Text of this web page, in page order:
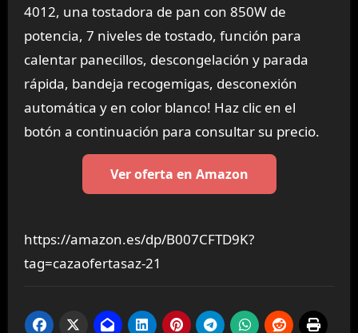
4012, una tostadora de pan con 850W de
potencia, 7 niveles de tostado, función para
calentar panecillos, descongelación y parada
rápida, bandeja recogemigas, desconexión
automática y en color blanco! Haz clic en el
botón a continuación para consultar su precio.
Ver oferta en Amazon
https://amazon.es/dp/B007CFTD9K?
tag=cazaofertasaz-21